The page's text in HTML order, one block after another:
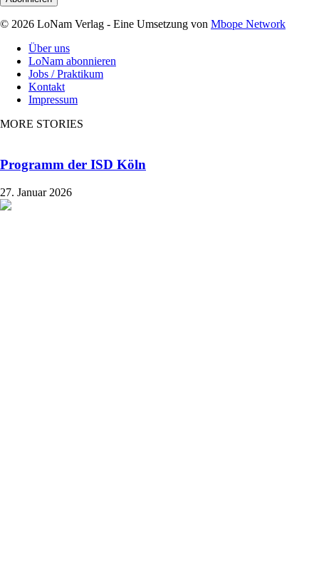
© 2026 LoNam Verlag - Eine Umsetzung von Mbope Network
Über uns
LoNam abonnieren
Jobs / Praktikum
Kontakt
Impressum
MORE STORIES
Programm der ISD Köln
27. Januar 2026